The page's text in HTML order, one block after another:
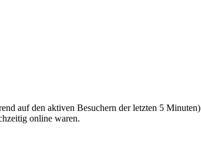
auf den aktiven Besuchern der letzten 5 Minuten)
online waren.